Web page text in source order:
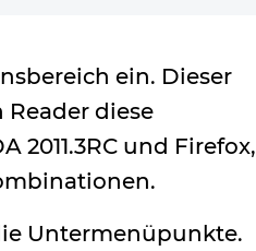
ein. Dieser
diese
und Firefox,
Untermenüpunkte.